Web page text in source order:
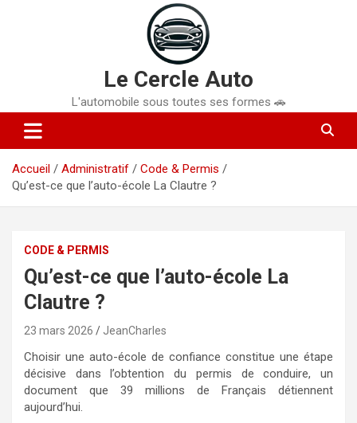
Le Cercle Auto
L'automobile sous toutes ses formes 🚗
Accueil Administratif
Code & Permis
Qu’est-ce que l’auto-école La Clautre ?
CODE & PERMIS
Qu’est-ce que l’auto-école La
Clautre ?
23 mars 2026 JeanCharles
Choisir une auto-école de confiance constitue une étape
décisive dans l’obtention du permis de conduire, un
document que 39 millions de Français détiennent
aujourd’hui.